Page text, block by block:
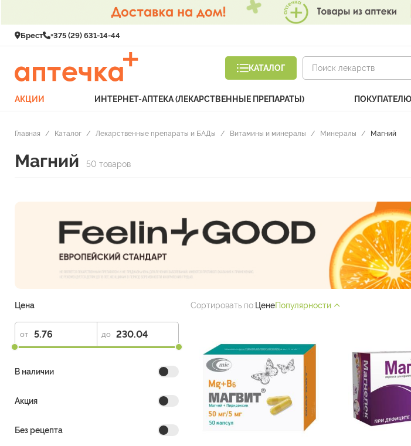
Брест +375 (29) 631-14-44
КАТАЛОГ
АКЦИИ ИНТЕРНЕТ-АПТЕКА (ЛЕКАРСТВЕННЫЕ ПРЕПАРАТЫ) ПОКУПАТЕЛЮ
Главная / Каталог / Лекарственные препараты и БАДы / Витамины и минералы / Минералы / Магний
Магний 50 товаров
Цена
от до
В наличии
Акция
Без рецепта
Сортировать по:ЦенеПопулярности